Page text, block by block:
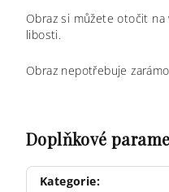
Obraz si můžete otočit
libosti.
Obraz nepotřebuje
Doplňkové
Kategorie: